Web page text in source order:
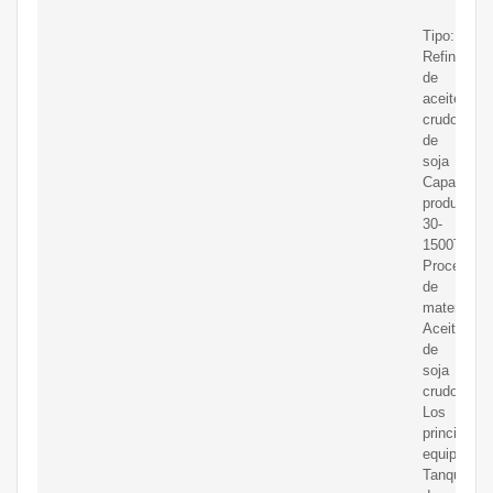
Tipo:
Refinación
de
aceite
crudo
de
soja
Capacidad
productiva:
30-
1500T/D
de
materiales:
Aceite
de
soja
crudo
Los
principales
equipos:
Tanque